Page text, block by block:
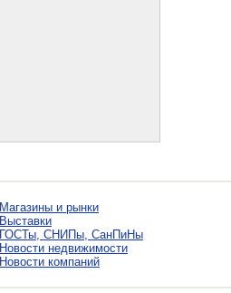
Магазины и рынки
Выставки
ГОСТы, СНИПы, СанПиНы
Новости недвижимости
Новости компаний